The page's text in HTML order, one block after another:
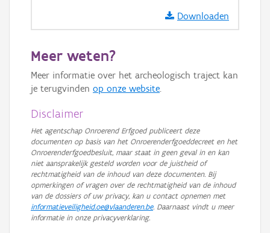
Downloaden
Meer weten?
Meer informatie over het archeologisch traject kan
je terugvinden op onze website.
Disclaimer
Het agentschap Onroerend Erfgoed publiceert deze
documenten op basis van het Onroerenderfgoeddecreet en het
Onroerenderfgoedbesluit, maar staat in geen geval in en kan
niet aansprakelijk gesteld worden voor de juistheid of
rechtmatigheid van de inhoud van deze documenten. Bij
opmerkingen of vragen over de rechtmatigheid van de inhoud
van de dossiers of uw privacy, kan u contact opnemen met
informatieveiligheid.oe@vlaanderen.be. Daarnaast vindt u meer
informatie in onze privacyverklaring.